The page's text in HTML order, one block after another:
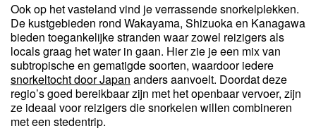
Ook op het vasteland vind je verrassende snorkelplekken.
De kustgebieden rond Wakayama, Shizuoka en Kanagawa
bieden toegankelijke stranden waar zowel reizigers als
locals graag het water in gaan. Hier zie je een mix van
subtropische en gematigde soorten, waardoor iedere
snorkeltocht door Japan anders aanvoelt. Doordat deze
regio’s goed bereikbaar zijn met het openbaar vervoer, zijn
ze ideaal voor reizigers die snorkelen willen combineren
met een stedentrip.